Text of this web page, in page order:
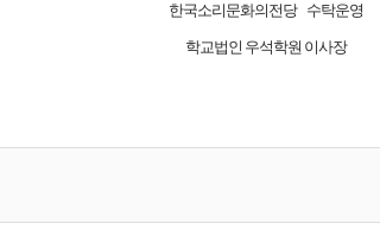
한국소리문화의전당 수탁운영
학교법인 우석학원 이사장